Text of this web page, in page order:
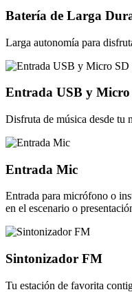
Batería de Larga
Larga autonomía para
Entrada USB y Micro
Disfruta de música desde
Entrada Mic
Entrada para micrófono o
en el escenario o
Sintonizador FM
Tu estación de favorita